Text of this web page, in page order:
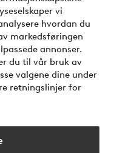
vi
hvordan du
markedsføringen
annonser.
du til vår bruk av
valgene dine under
retningslinjer for
eller del opp
?